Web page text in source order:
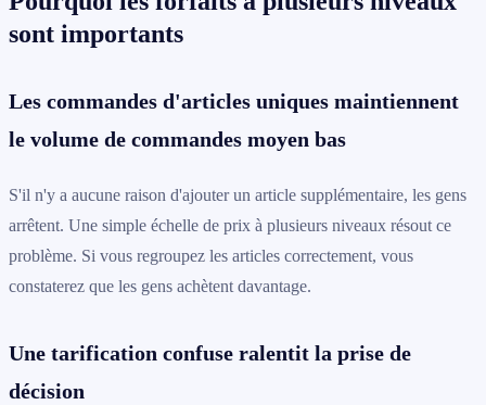
sont importants
Les commandes d'articles uniques maintiennent
le volume de commandes moyen bas
S'il n'y a aucune raison d'ajouter un article supplémentaire, les gens
arrêtent. Une simple échelle de prix à plusieurs niveaux résout ce
problème. Si vous regroupez les articles correctement, vous
constaterez que les gens achètent davantage.
Une tarification confuse ralentit la prise de
décision